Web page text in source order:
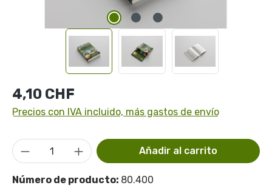
Precio normal:
4,10 CHF
Precios con IVA incluido, más gastos de envío
Cantidad del producto: introduce la
Añadir al carrito
Número de producto: 80.400